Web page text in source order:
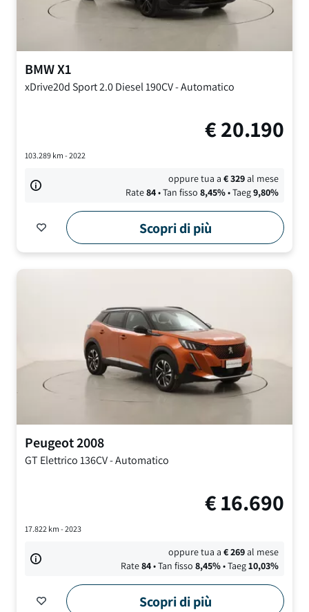
BMWX1
xDrive20d Sport2.0 Diesel 190CV-Automatico
€20.190
103.289km - 2022
oppure tua a€329al mese
Rate84• Tan fisso 8,45%• Taeg9,80%
Scopri di più
Peugeot2008
GT Elettrico 136CV-Automatico
€16.690
17.822km - 2023
oppure tua a€269al mese
Rate84• Tan fisso 8,45%• Taeg10,03%
Scopri di più